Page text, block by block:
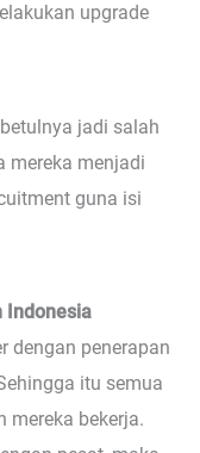
upgrade
jadi salah
mereka menjadi
guna isi
Indonesia
dengan penerapan
itu semua
mereka bekerja.